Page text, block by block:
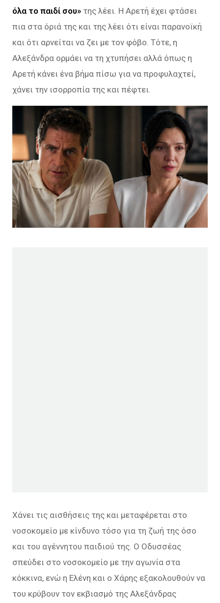
όλα το παιδί σου» της λέει. Η Αρετή έχει φτάσει
πια στα όριά της και της λέει ότι είναι παρανοϊκή
και ότι αρνείται να ζει με τον φόβο. Τότε, η
Αλεξάνδρα ορμάει να τη χτυπήσει αλλά όπως η
Αρετή κάνει ένα βήμα πίσω για να προφυλαχτεί,
χάνει την ισορροπία της και πέφτει.
Χάνει τις αισθήσεις της και μεταφέρεται στο
νοσοκομείο με κίνδυνο τόσο για τη ζωή της όσο
και του αγέννητου παιδιού της. Ο Οδυσσέας
σπεύδει στο νοσοκομείο με την αγωνία στα
κόκκινα, ενώ η Ελένη και ο Χάρης εξακολουθούν να
του κρύβουν τον εκβιασμό της Αλεξάνδρας